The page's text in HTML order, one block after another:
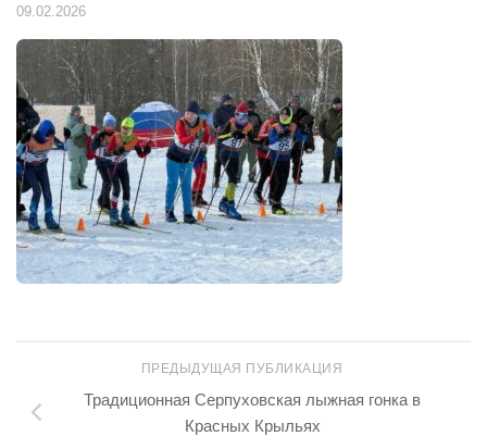
09.02.2026
ПРЕДЫДУЩАЯ ПУБЛИКАЦИЯ
Традиционная Серпуховская лыжная гонка в
Красных Крыльях